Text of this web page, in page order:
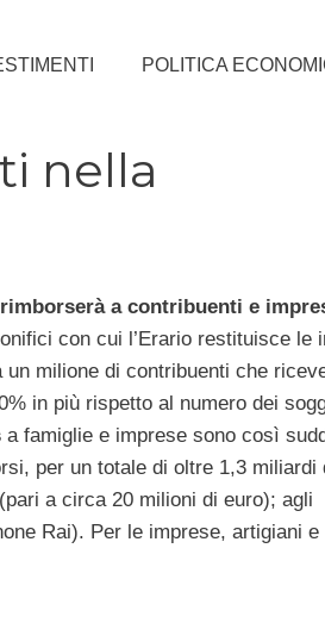
POLITICA
nella
a contribuenti e
con cui l’Erario restituisce le
milione di contribuenti che
in più rispetto al numero dei
a famiglie e imprese sono così
per un totale di oltre 1,3 miliardi
a circa 20 milioni di euro); agli
Rai). Per le imprese, artigiani